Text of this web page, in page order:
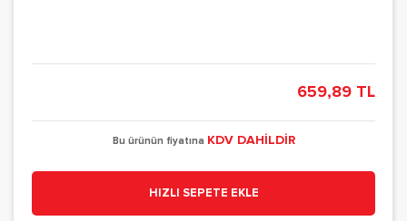
659,89 TL
Bu ürünün fiyatına KDV DAHİLDİR
HIZLI SEPETE EKLE